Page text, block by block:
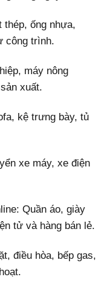
ống nhựa,
công trình.
máy nông
xuất.
kệ trưng bày, tủ
xe máy, xe điện
Quần áo, giày
tử và hàng bán lẻ.
điều hòa, bếp gas,